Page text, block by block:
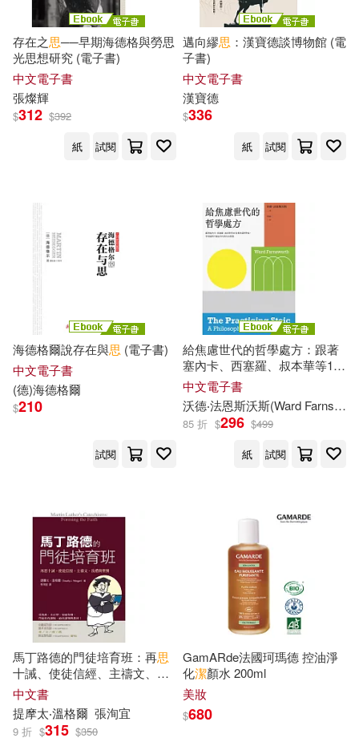
馬亞敏，李欣穎(4)
伊迪絲．霍爾(3) 傅佩榮(3)
坂田幸樹（SAKATA Kohki）(3)
大師系列叢書編輯部(3)
宋丹(3)
張柯(3)
本書編委會編(3) 李光欽(3)
李永民（主編）(3)
林之滿(3) 楊匡漢(3)
沃德‧法恩斯沃斯(3)
潔思敏．沃德(3)
潔絲敏．李．科里(3)
玄慧雯(3) 申克‧艾倫斯(3)
吉林人民出版社(15)
外語教學與研究出版社(15)
中信出版社(14)
上海三聯書店(13)
中國科學技術出版社(13)
水滴文化(13)
浙江大學出版社(13)
中國文史出版社(12)
天下雜誌(12)
知識產權出版社(12)
作者/演唱/譯/編/繪(7)
價格
範圍
存在之思──早期海德格與勞思
光思想研究 (電子書)
中文電子書
張燦輝
$312 $392
紙
試閱
邁向繆思 ：漢寶德談博物館 (電
子書)
中文電子書
漢寶德
$336
紙 試閱
海德格爾說存在與思 (電子書)
中文電子書
(德)海德格爾
$210
試閱
給焦慮世代的哲學處方：跟著
塞內卡、西塞羅、叔本華等10
位斯多葛思想家，學習面對不
確定年代的生命智慧 (電子書)
中文電子書
沃德‧法恩斯沃斯(Ward Farnsworth)
85 折 $296 $499
紙
試閱
馬丁路德的門徒培育班：再思
十誡、使徒信經、主禱文、洗
禮與聖餐
中文書
提摩太‧溫格爾 張洵宜
9 折 $315 $350
GamARde法國珂瑪德 控油淨
化潔顏水 200ml
美妝
$680